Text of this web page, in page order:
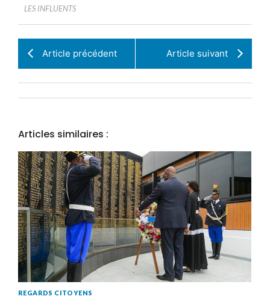
LES INFLUENTS
Article précédent Article suivant
Articles similaires :
REGARDS CITOYENS